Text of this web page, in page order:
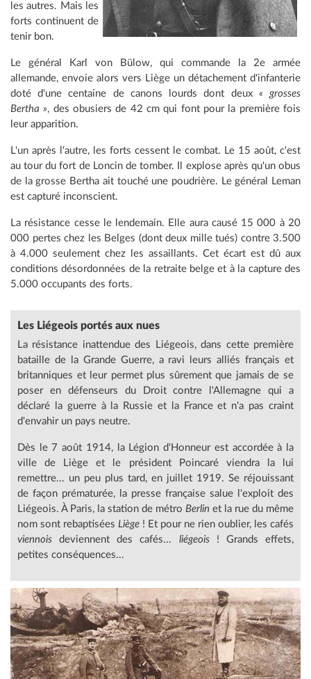
les autres. Mais les
forts continuent de
tenir bon.
Le général Karl von Bülow, qui commande la 2e armée
allemande, envoie alors vers Liège un détachement d'infanterie
doté d'une centaine de canons lourds dont deux « grosses
Bertha », des obusiers de 42 cm qui font pour la première fois
leur apparition.
L'un après l'autre, les forts cessent le combat. Le 15 août, c'est
au tour du fort de Loncin de tomber. Il explose après qu'un obus
de la grosse Bertha ait touché une poudrière. Le général Leman
est capturé inconscient.
La résistance cesse le lendemain. Elle aura causé 15 000 à 20
000 pertes chez les Belges (dont deux mille tués) contre 3.500
à 4.000 seulement chez les assaillants. Cet écart est dû aux
conditions désordonnées de la retraite belge et à la capture des
5.000 occupants des forts.
Les Liégeois portés aux nues
La résistance inattendue des Liégeois, dans cette première
bataille de la Grande Guerre, a ravi leurs alliés français et
britanniques et leur permet plus sûrement que jamais de se
poser en défenseurs du Droit contre l'Allemagne qui a
déclaré la guerre à la Russie et la France et n'a pas craint
d'envahir un pays neutre.
Dès le 7 août 1914, la Légion d'Honneur est accordée à la
ville de Liège et le président Poincaré viendra la lui
remettre... un peu plus tard, en juillet 1919. Se réjouissant
de façon prématurée, la presse française salue l'exploit des
Liégeois. À Paris, la station de métro Berlin et la rue du même
nom sont rebaptisées Liège ! Et pour ne rien oublier, les cafés
viennois deviennent des cafés... liégeois! Grands effets,
petites conséquences...